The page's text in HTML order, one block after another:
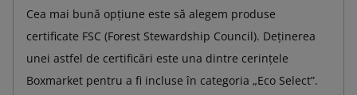
Cea mai bună opțiune este să alegem produse
certificate FSC (Forest Stewardship Council). Deținerea
unei astfel de certificări este una dintre cerințele
Boxmarket pentru a fi incluse în categoria „Eco Select”.